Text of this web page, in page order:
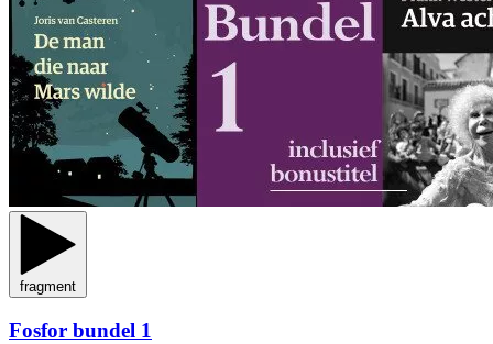
fragment
Fosfor bundel 1